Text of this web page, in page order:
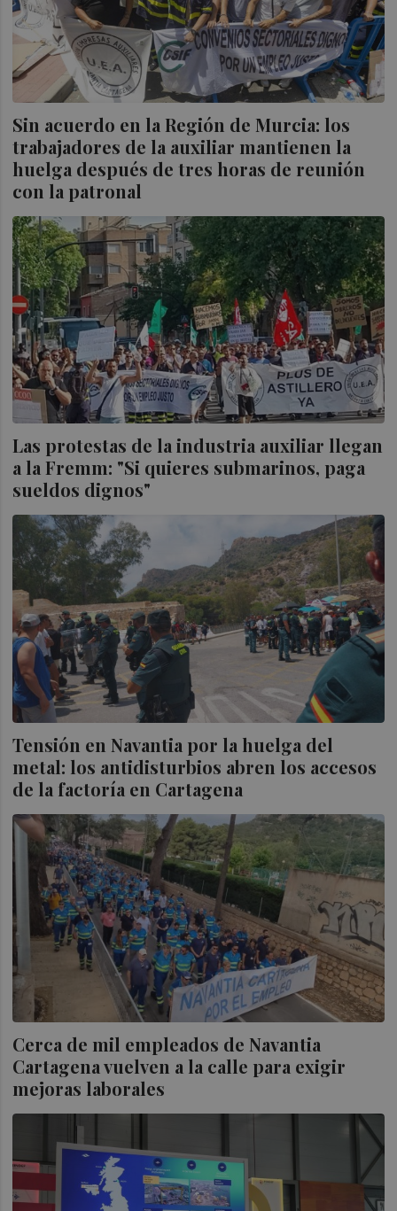
Sin acuerdo en la Región de Murcia: los
trabajadores de la auxiliar mantienen la
huelga después de tres horas de reunión
con la patronal
Las protestas de la industria auxiliar llegan
a la Fremm: "Si quieres submarinos, paga
sueldos dignos"
Tensión en Navantia por la huelga del
metal: los antidisturbios abren los accesos
de la factoría en Cartagena
Cerca de mil empleados de Navantia
Cartagena vuelven a la calle para exigir
mejoras laborales